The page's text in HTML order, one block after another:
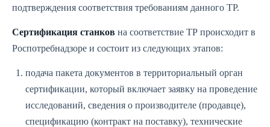
подтверждения соответствия требованиям данного ТР.
Сертификация станков на соответствие ТР происходит в
Роспотребнадзоре и состоит из следующих этапов:
подача пакета документов в территориальный орган
сертификации, который включает заявку на проведение
исследований, сведения о производителе (продавце),
спецификацию (контракт на поставку), технические